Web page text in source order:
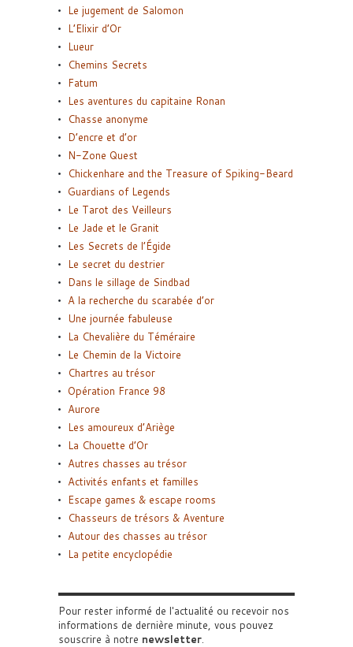
Le jugement de Salomon
L’Elixir d’Or
Lueur
Chemins Secrets
Fatum
Les aventures du capitaine Ronan
Chasse anonyme
D’encre et d’or
N-Zone Quest
Chickenhare and the Treasure of Spiking-Beard
Guardians of Legends
Le Tarot des Veilleurs
Le Jade et le Granit
Les Secrets de l’Égide
Le secret du destrier
Dans le sillage de Sindbad
A la recherche du scarabée d’or
Une journée fabuleuse
La Chevalière du Téméraire
Le Chemin de la Victoire
Chartres au trésor
Opération France 98
Aurore
Les amoureux d’Ariège
La Chouette d’Or
Autres chasses au trésor
Activités enfants et familles
Escape games & escape rooms
Chasseurs de trésors & Aventure
Autour des chasses au trésor
La petite encyclopédie
Pour rester informé de l'actualité ou recevoir nos
informations de dernière minute, vous pouvez
souscrire à notre newsletter.